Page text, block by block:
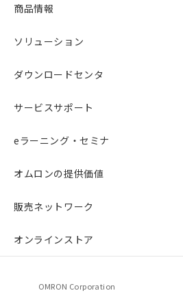
商品情報
ソリューション
ダウンロードセンタ
サービスサポート
eラーニング・セミナ
オムロンの提供価値
販売ネットワーク
オンラインストア
OMRON Corporation